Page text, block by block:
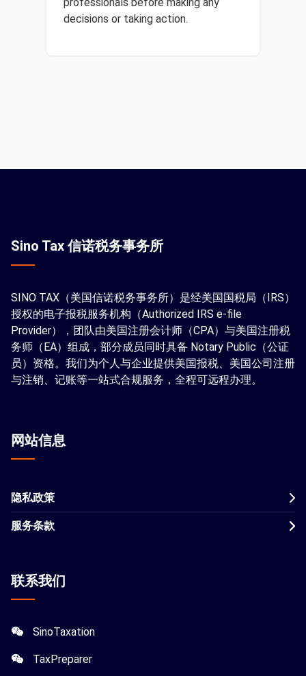
decisions or taking action.
Sino Tax 信诺税务事务所
SINO TAX（美国信诺税务事务所）是经美国国税局（IRS）
授权的电子报税服务机构（Authorized IRS e-file
Provider），团队由美国注册会计师（CPA）与美国注册税
务师（EA）组成，部分成员同时具备 Notary Public（公证
员）资格。我们为个人与企业提供美国报税、美国公司注册
与注销、记账等一站式合规服务，全程可远程办理。
网站信息
隐私政策
服务条款
联系我们
SinoTaxation
TaxPreparer